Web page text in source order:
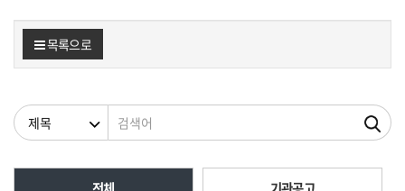
목록으로
검색조건 검색어